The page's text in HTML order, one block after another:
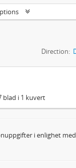
Direction:
blad i 1 kuvert
i enlighet med